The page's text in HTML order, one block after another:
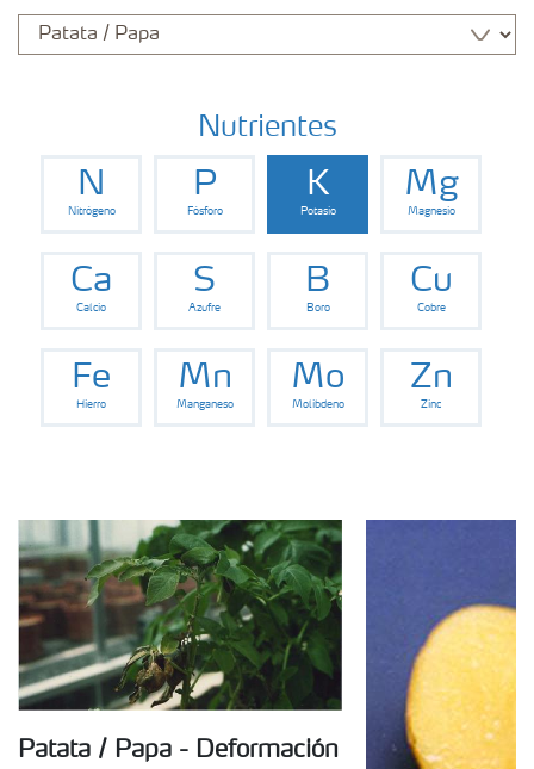
Fertilizantes
Portafolio de Agricultura Digital
Almacenaje y manejo de fertilizantes
Soluciones por cultivos
Nutrientes
N
Nitrógeno
P
Fósforo
K
Potasio
Mg
Magnesio
Ca
Calcio
S
Azufre
B
Boro
Cu
Cobre
Fe
Hierro
Mn
Manganeso
Mo
Molibdeno
Zn
Zinc
Patata / Papa - Deformación